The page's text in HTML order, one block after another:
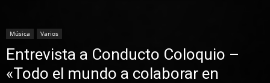
Música Varios
Entrevista a Conducto Coloquio –
«Todo el mundo a colaborar en